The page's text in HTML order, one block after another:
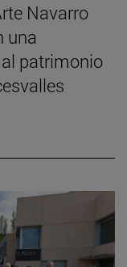
Navarro
una
patrimonio